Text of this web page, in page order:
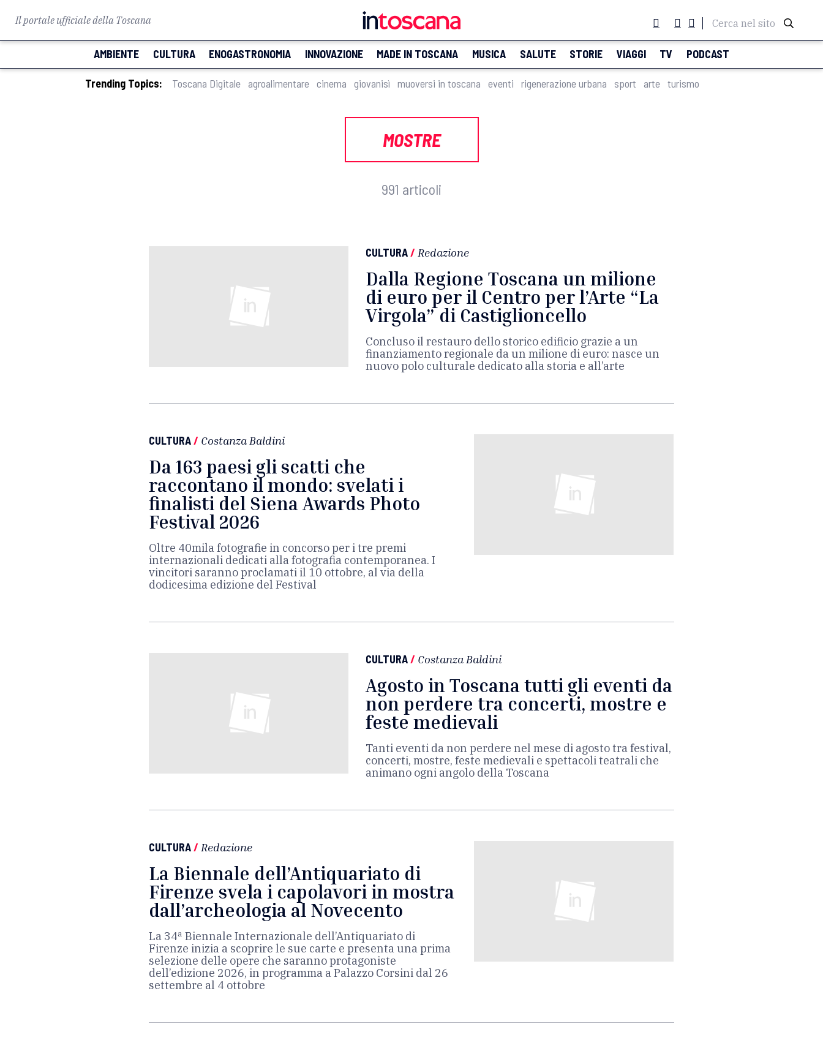
Il portale ufficiale della Toscana Cerca nel sito
AMBIENTE CULTURA ENOGASTRONOMIA INNOVAZIONE MADE IN TOSCANA MUSICA SALUTE STORIE VIAGGI TV PODCAST
Trending Topics: Toscana Digitale agroalimentare cinema giovanisì muoversi in toscana eventi rigenerazione urbana sport arte turismo
MOSTRE
991 articoli
CULTURA/ Redazione
Dalla Regione Toscana un milione
di euro per il Centro per l’Arte “La
Virgola” di Castiglioncello
Concluso il restauro dello storico edificio grazie a un
finanziamento regionale da un milione di euro: nasce un
nuovo polo culturale dedicato alla storia e all’arte
CULTURA/ Costanza Baldini
Da 163 paesi gli scatti che
raccontano il mondo: svelati i
finalisti del Siena Awards Photo
Festival 2026
Oltre 40mila fotografie in concorso per i tre premi
internazionali dedicati alla fotografia contemporanea. I
vincitori saranno proclamati il 10 ottobre, al via della
dodicesima edizione del Festival
CULTURA/ Costanza Baldini
Agosto in Toscana tutti gli eventi da
non perdere tra concerti, mostre e
feste medievali
Tanti eventi da non perdere nel mese di agosto tra festival,
concerti, mostre, feste medievali e spettacoli teatrali che
animano ogni angolo della Toscana
CULTURA/ Redazione
La Biennale dell’Antiquariato di
Firenze svela i capolavori in mostra
dall’archeologia al Novecento
La 34ª Biennale Internazionale dell’Antiquariato di
Firenze inizia a scoprire le sue carte e presenta una prima
selezione delle opere che saranno protagoniste
dell’edizione 2026, in programma a Palazzo Corsini dal 26
settembre al 4 ottobre